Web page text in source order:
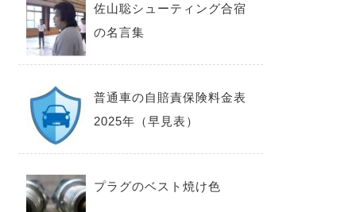
佐山聡シューティング合宿
の名言集
普通車の自賠責保険料金表
2025年（早見表）
プラグのベスト焼け色